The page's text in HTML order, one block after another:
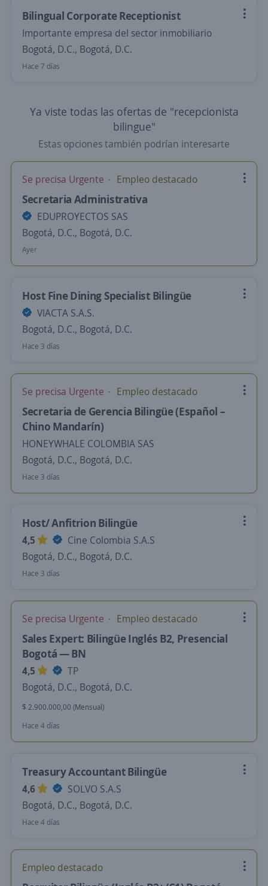
Bilingual Corporate Receptionist
Importante empresa del sector inmobiliario
Bogotá, D.C., Bogotá, D.C.
Hace 7 días
Ya viste todas las ofertas de "recepcionista
bilingue"
Estas opciones también podrían interesarte
Se precisa Urgente Empleo destacado
Secretaria Administrativa
EDUPROYECTOS SAS
Bogotá, D.C., Bogotá, D.C.
Ayer
Host Fine Dining Specialist Bilingüe
VIACTA S.A.S.
Bogotá, D.C., Bogotá, D.C.
Hace 3 días
Se precisa Urgente Empleo destacado
Secretaria de Gerencia Bilingüe (Español –
Chino Mandarín)
HONEYWHALE COLOMBIA SAS
Bogotá, D.C., Bogotá, D.C.
Hace 3 días
Host/ Anfitrion Bilingüe
4,5
Cine Colombia S.A.S
Bogotá, D.C., Bogotá, D.C.
Hace 3 días
Se precisa Urgente Empleo destacado
Sales Expert: Bilingüe Inglés B2, Presencial
Bogotá — BN
4,5
TP
Bogotá, D.C., Bogotá, D.C.
$ 2.900.000,00 (Mensual)
Hace 4 días
Treasury Accountant Bilingüe
4,6
SOLVO S.A.S
Bogotá, D.C., Bogotá, D.C.
Hace 4 días
Empleo destacado